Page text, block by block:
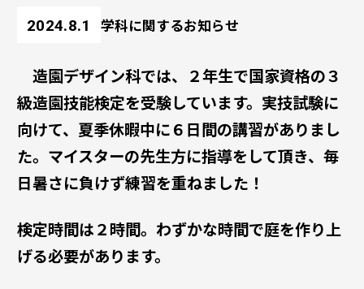
2024.8.1 学科に関するお知らせ
造園デザイン科では、 ２年生で国家資格の３
級造園技能検定を受験しています。実技試験に
向けて、夏季休暇中に６日間の講習がありまし
た。マイスターの先生方に指導をして頂き、毎
日暑さに負けず練習を重ねました！
検定時間は２時間。わずかな時間で庭を作り上
げる必要があります。